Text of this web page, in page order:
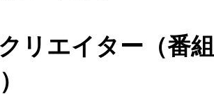
リエイター（番